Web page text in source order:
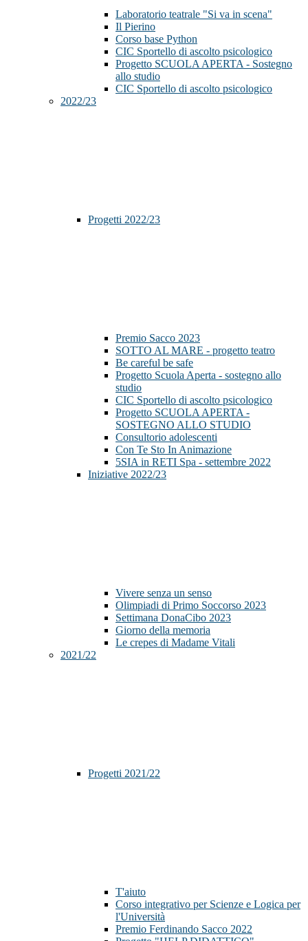
Laboratorio teatrale "Si va in scena"
Il Pierino
Corso base Python
CIC Sportello di ascolto psicologico
Progetto SCUOLA APERTA - Sostegno
allo studio
CIC Sportello di ascolto psicologico
2022/23
Progetti 2022/23
Premio Sacco 2023
SOTTO AL MARE - progetto teatro
Be careful be safe
Progetto Scuola Aperta - sostegno allo
studio
CIC Sportello di ascolto psicologico
Progetto SCUOLA APERTA -
SOSTEGNO ALLO STUDIO
Consultorio adolescenti
Con Te Sto In Animazione
5SIA in RETI Spa - settembre 2022
Iniziative 2022/23
Vivere senza un senso
Olimpiadi di Primo Soccorso 2023
Settimana DonaCibo 2023
Giorno della memoria
Le crepes di Madame Vitali
2021/22
Progetti 2021/22
T'aiuto
Corso integrativo per Scienze e Logica per
l'Università
Premio Ferdinando Sacco 2022